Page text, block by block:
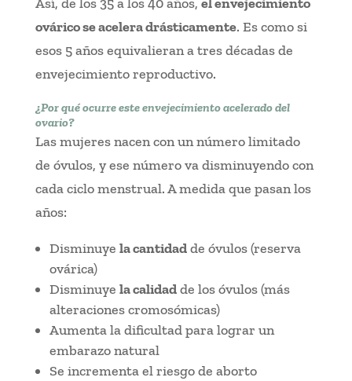
ovárico se acelera drásticamente. Es como si
esos 5 años equivalieran a tres décadas de
envejecimiento reproductivo.
¿Por qué ocurre este envejecimiento acelerado del
ovario?
Las mujeres nacen con un número limitado
de óvulos, y ese número va disminuyendo con
cada ciclo menstrual. A medida que pasan los
años:
Disminuye la cantidadde óvulos (reserva
ovárica)
Disminuye la calidadde los óvulos (más
alteraciones cromosómicas)
Aumenta la dificultad para lograr un
embarazo natural
Se incrementa el riesgo de aborto